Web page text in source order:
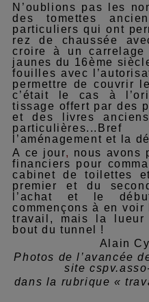
N’oublions pas les
des tomettes
particuliers qui ont
rez de chaussée
croire à un carrelage
jaunes du 16ème
fouilles avec
permettre de couvrir
c’était le cas à
tissage offert par des
et des livres
l’aménagement et la
A ce jour, nous avons
financiers pour
cabinet de toilettes
premier et du
l’achat et le
commençons à en
travail, mais la
bout du tunnel !
Alain
Photos de l’avancée
site
dans la rubrique «